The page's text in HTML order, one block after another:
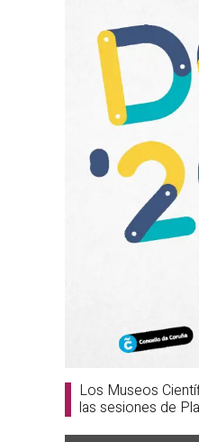
Los Museos
las sesiones de